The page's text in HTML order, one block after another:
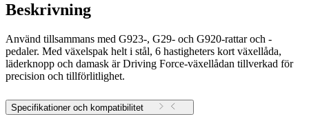
Beskrivning
Använd tillsammans med G923-, G29- och G920-rattar och -
pedaler. Med växelspak helt i stål, 6 hastigheters kort växellåda,
läderknopp och damask är Driving Force-växellådan tillverkad för
precision och tillförlitlighet.
Specifikationer och kompatibilitet